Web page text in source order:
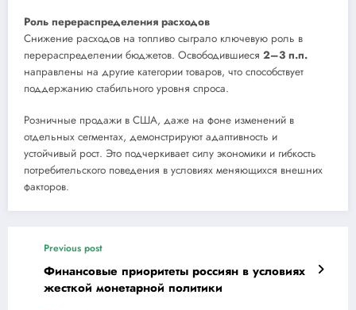
Роль перераспределения расходов
Снижение расходов на топливо сыграло ключевую роль в
перераспределении бюджетов. Освободившиеся 2–3 п.п.
направлены на другие категории товаров, что способствует
поддержанию стабильного уровня спроса.
Розничные продажи в США, даже на фоне изменений в
отдельных сегментах, демонстрируют адаптивность и
устойчивый рост. Это подчеркивает силу экономики и гибкость
потребительского поведения в условиях меняющихся внешних
факторов.
Previous post
Финансовые приоритеты россиян в условиях
жесткой монетарной политики